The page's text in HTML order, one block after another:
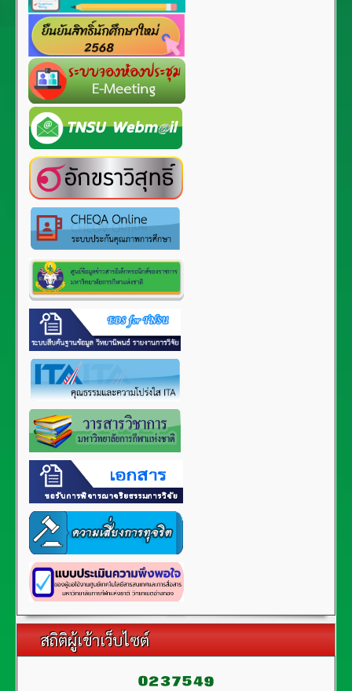
สถิติผู้เข้าเว็บไซต์